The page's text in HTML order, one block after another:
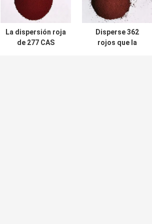
La dispersión roja
de 277 CAS
Disperse 362
rojos que la